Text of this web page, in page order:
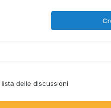
lista delle discussioni